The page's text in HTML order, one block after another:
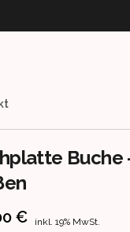
Buche
information
€ inkl. 19% MwSt.